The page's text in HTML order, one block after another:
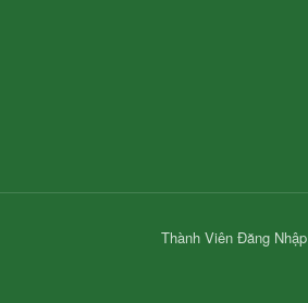
Thành Viên Đăng Nhập